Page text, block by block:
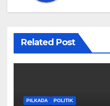
Related Post
PILKADA POLITIK